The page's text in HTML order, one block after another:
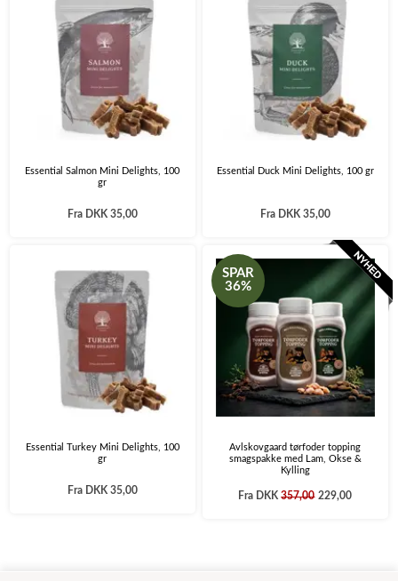
Essential Salmon Mini Delights, 100
gr
Fra DKK 35,00
Essential Duck Mini Delights, 100 gr
Fra DKK 35,00
Essential Turkey Mini Delights, 100
gr
Fra DKK 35,00
SPAR
36%
Avlskovgaard tørfoder topping
smagspakke med Lam, Okse &
Kylling
Fra DKK357,00 229,00